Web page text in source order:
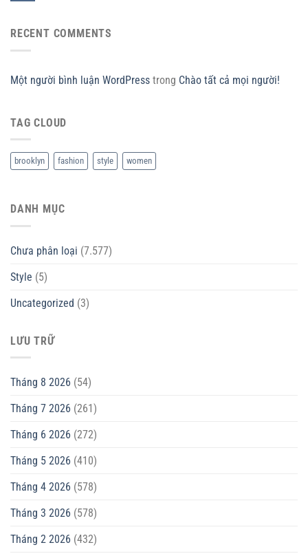
RECENT COMMENTS
Một người bình luận WordPress trong Chào tất cả mọi người!
TAG CLOUD
brooklyn fashion style women
DANH MỤC
Chưa phân loại (7.577)
Style (5)
Uncategorized (3)
LƯU TRỮ
Tháng 8 2026 (54)
Tháng 7 2026 (261)
Tháng 6 2026 (272)
Tháng 5 2026 (410)
Tháng 4 2026 (578)
Tháng 3 2026 (578)
Tháng 2 2026 (432)